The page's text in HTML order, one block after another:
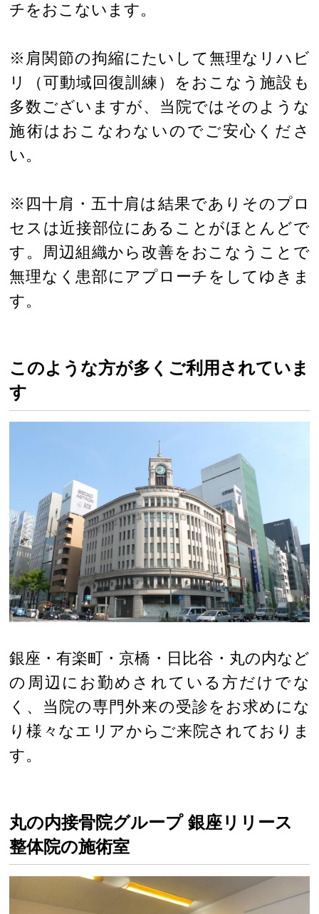
チをおこないます。
※肩関節の拘縮にたいして無理なリハビ
リ（可動域回復訓練）をおこなう施設も
多数ございますが、当院ではそのような
施術はおこなわないのでご安心くださ
い。
※四十肩・五十肩は結果でありそのプロ
セスは近接部位にあることがほとんどで
す。周辺組織から改善をおこなうことで
無理なく患部にアプローチをしてゆきま
す。
このような方が多くご利用されていま
す
銀座・有楽町・京橋・日比谷・丸の内など
の周辺にお勤めされている方だけでな
く、当院の専門外来の受診をお求めにな
り様々なエリアからご来院されておりま
す。
丸の内接骨院グループ 銀座リリース
整体院の施術室